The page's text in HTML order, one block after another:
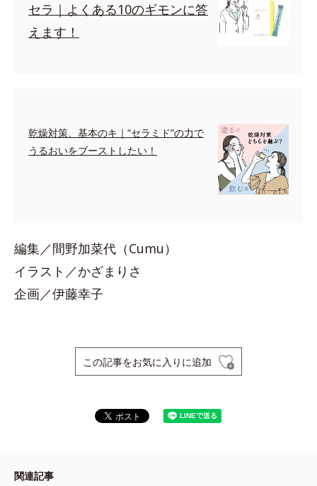
セラ｜よくある10のギモンに答
えます！
乾燥対策、基本のキ｜“セラミド”の力で
うるおいをブーストしたい！
編集／間野加菜代（Cumu）
イラスト／かざまりさ
企画／伊藤幸子
この記事をお気に入りに追加
関連記事